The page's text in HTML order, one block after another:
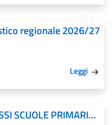
regionale 2026/27
Leggi
584. FORMAZIONE CLASSI SCUOLE PRIMARIE E DELL’INFANZIA – A.S.2026-27. COMUNICAZIONE DELLE CLASSI E DELLE SEZIONI